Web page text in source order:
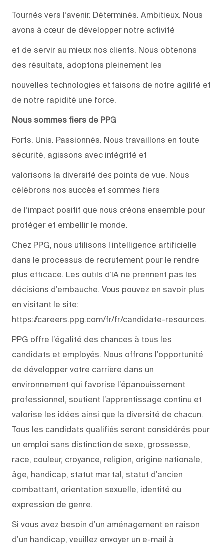
Tournés vers l’avenir. Déterminés. Ambitieux. Nous
avons à cœur de développer notre activité
et de servir au mieux nos clients. Nous obtenons
des résultats, adoptons pleinement les
nouvelles technologies et faisons de notre agilité et
de notre rapidité une force.
Nous sommes fiers de PPG
Forts. Unis. Passionnés. Nous travaillons en toute
sécurité, agissons avec intégrité et
valorisons la diversité des points de vue. Nous
célébrons nos succès et sommes fiers
de l’impact positif que nous créons ensemble pour
protéger et embellir le monde.
Chez PPG, nous utilisons l’intelligence artificielle
dans le processus de recrutement pour le rendre
plus efficace. Les outils d’IA ne prennent pas les
décisions d’embauche. Vous pouvez en savoir plus
en visitant le site:
https://careers.ppg.com/fr/fr/candidate-resources.
PPG offre l’égalité des chances à tous les
candidats et employés. Nous offrons l’opportunité
de développer votre carrière dans un
environnement qui favorise l’épanouissement
professionnel, soutient l’apprentissage continu et
valorise les idées ainsi que la diversité de chacun.
Tous les candidats qualifiés seront considérés pour
un emploi sans distinction de sexe, grossesse,
race, couleur, croyance, religion, origine nationale,
âge, handicap, statut marital, statut d’ancien
combattant, orientation sexuelle, identité ou
expression de genre.
Si vous avez besoin d’un aménagement en raison
d’un handicap, veuillez envoyer un e-mail à